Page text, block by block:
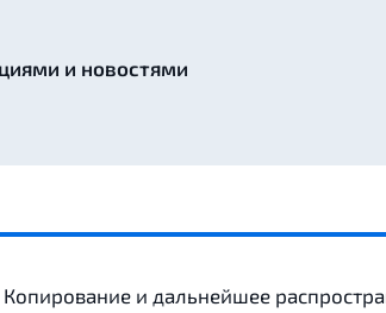
и новостями
и дальнейшее